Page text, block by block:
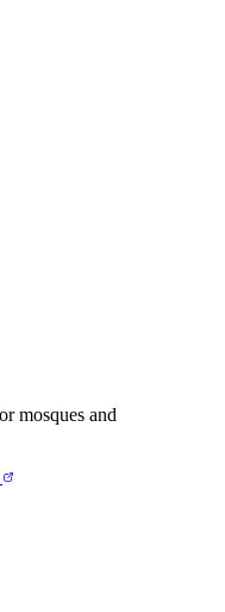
mosques and